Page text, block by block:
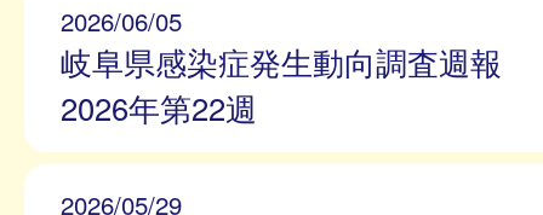
2026/06/05
岐阜県感染症発生動向調査週報
2026年第22週
2026/05/29